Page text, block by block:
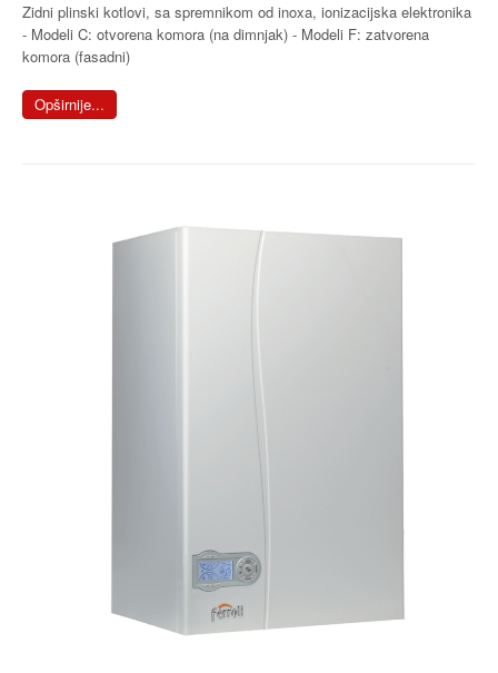
Zidni plinski kotlovi, sa spremnikom od inoxa, ionizacijska elektronika
- Modeli C: otvorena komora (na dimnjak) - Modeli F: zatvorena
komora (fasadni)
Opširnije...